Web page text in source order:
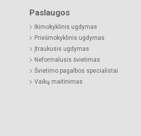
Paslaugos
Ikimokyklinis ugdymas
Priešmokyklinis ugdymas
Įtraukusis ugdymas
Neformalusis švietimas
Švietimo pagalbos specialistai
Vaikų maitinimas